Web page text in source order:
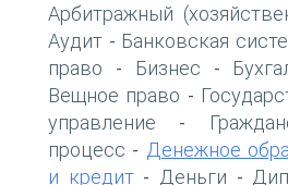
Арбитражный
Аудит - Банковская
право - Бизнес -
Вещное право -
управление -
процесс - Денежное
и кредит- Деньги -